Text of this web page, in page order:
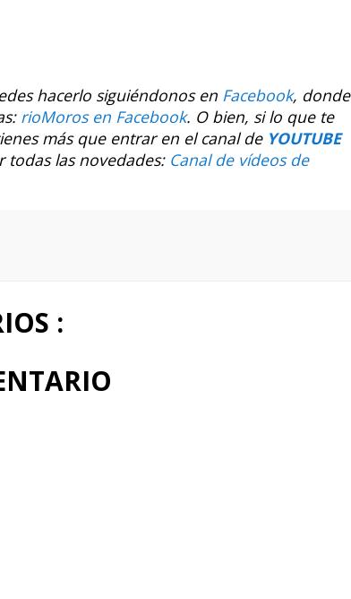
hacerlo siguiéndonos en Facebook, donde
rioMoros en Facebook. O bien, si lo que te
más que entrar en el canal de YOUTUBE
todas las novedades: Canal de vídeos de
: